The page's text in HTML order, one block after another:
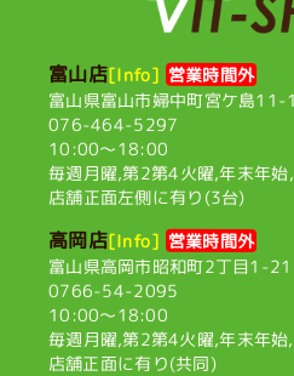
富山店[Info] 営業時間外
富山県富山市婦中町宮ケ島11-1
076-464-5297
10:00〜18:00
毎週月曜,第2第4火曜,年末年始
店舗正面左側に有り(3台)
高岡店[Info] 営業時間外
富山県高岡市昭和町2丁目1-21
0766-54-2095
10:00〜18:00
毎週月曜,第2第4火曜,年末年始
店舗正面に有り(共同)